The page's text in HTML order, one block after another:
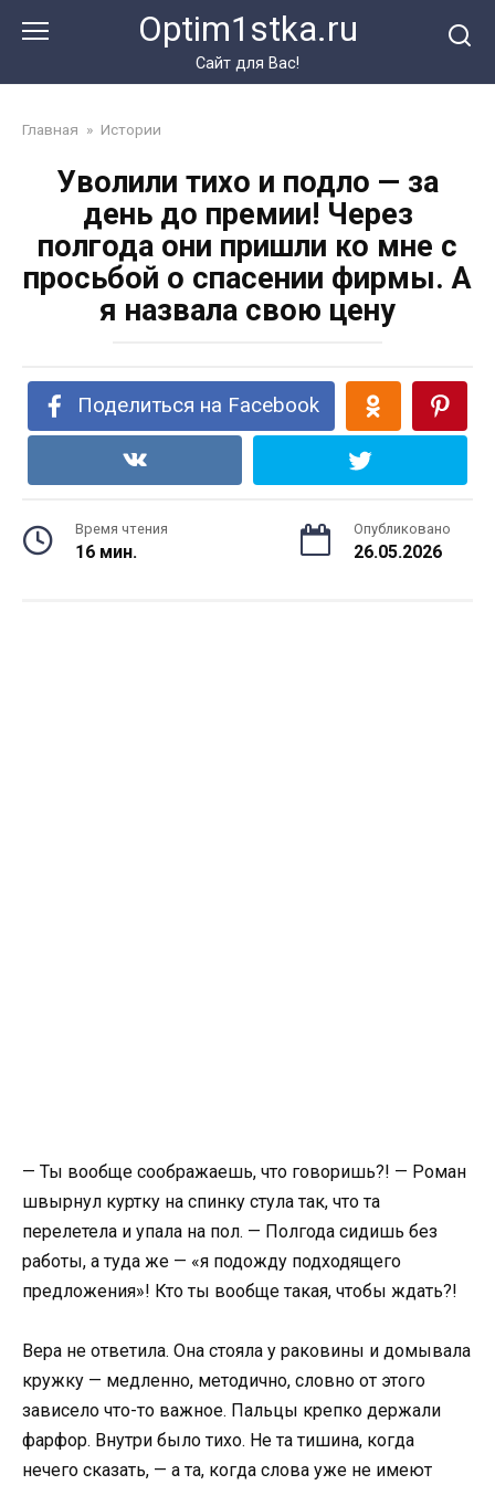
Optim1stka.ru
Сайт для Вас!
Главная » Истории
Уволили тихо и подло — за
день до премии! Через
полгода они пришли ко мне с
просьбой о спасении фирмы. А
я назвала свою цену
Поделиться на Facebook
Время чтения
16 мин.
Опубликовано
26.05.2026
— Ты вообще соображаешь, что говоришь?! — Роман
швырнул куртку на спинку стула так, что та
перелетела и упала на пол. — Полгода сидишь без
работы, а туда же — «я подожду подходящего
предложения»! Кто ты вообще такая, чтобы ждать?!
Вера не ответила. Она стояла у раковины и домывала
кружку — медленно, методично, словно от этого
зависело что-то важное. Пальцы крепко держали
фарфор. Внутри было тихо. Не та тишина, когда
нечего сказать, — а та, когда слова уже не имеют